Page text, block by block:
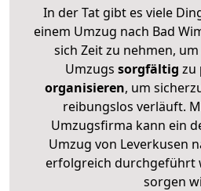
In der Tat gibt es viele
einem Umzug nach Bad
sich Zeit zu nehmen,
Umzugs sorgfältig zu
organisieren, um
reibungslos verläuft.
Umzugsfirma kann ein
Umzug von Leverkusen
erfolgreich durchgeführt
sorgen